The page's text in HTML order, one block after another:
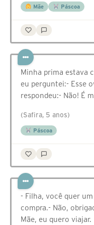
Mãe Páscoa
Minha prima estava
eu perguntei:- Esse
respondeu:- Não! É
(Safira, 5 anos)
Páscoa
- Filha, você quer
compra.- Não,
Mãe, eu quero viajar.